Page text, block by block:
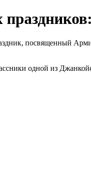
посвященный
одной из